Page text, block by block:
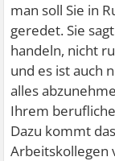
man soll Sie in
geredet. Sie
handeln, nicht
und es ist auch
alles
Ihrem
Dazu kommt
Arbeitskollegen